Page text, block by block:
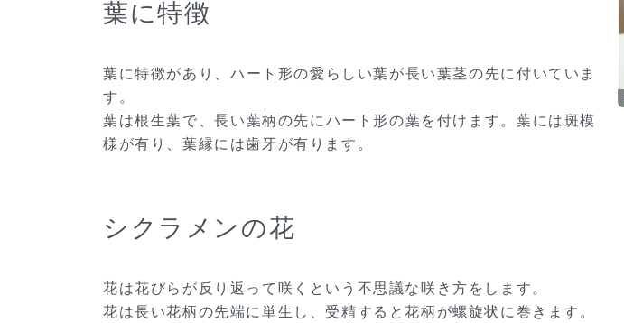
葉に特徴
葉に特徴があり、ハート形の愛らしい葉が長い葉茎の先に付いていま
す。
葉は根生葉で、長い葉柄の先にハート形の葉を付けます。葉には斑模
様が有り、葉縁には歯牙が有ります。
シクラメンの花
花は花びらが反り返って咲くという不思議な咲き方をします。
花は長い花柄の先端に単生し、受精すると花柄が螺旋状に巻きます。